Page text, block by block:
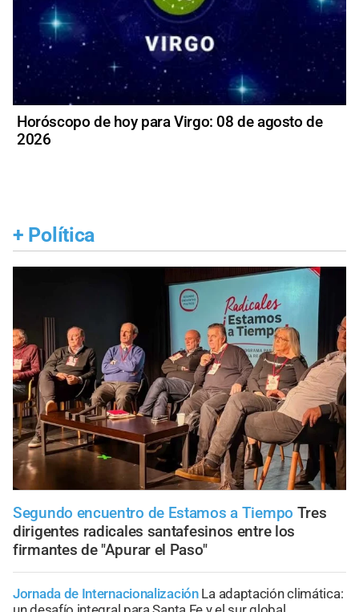
Horóscopo de hoy para Virgo: 08 de agosto de
2026
+ Política
Segundo encuentro de Estamos a Tiempo Tres
dirigentes radicales santafesinos entre los
firmantes de "Apurar el Paso"
Jornada de Internacionalización La adaptación climática: